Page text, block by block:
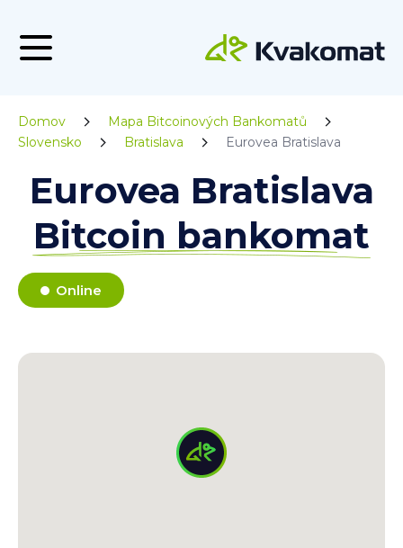
Domov
Mapa Bitcoinových Bankomatů
Slovensko
Bratislava Eurovea Bratislava
Eurovea Bratislava
Bitcoin bankomat
Online